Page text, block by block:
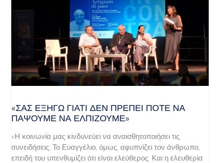
«ΣΑΣ ΕΞΗΓΏ ΓΙΑΤΊ ΔΕΝ ΠΡΈΠΕΙ ΠΟΤΈ ΝΑ
ΠΆΨΟΥΜΕ ΝΑ ΕΛΠΊΖΟΥΜΕ»
«Η κοινωνία μας κινδυνεύει να αναισθητοποιήσει τις
συνειδήσεις. Το Ευαγγέλιο, όμως, αφυπνίζει τον άνθρωπο,
επειδή του υπενθυμίζει ότι είναι ελεύθερος. Και η ελευθερία